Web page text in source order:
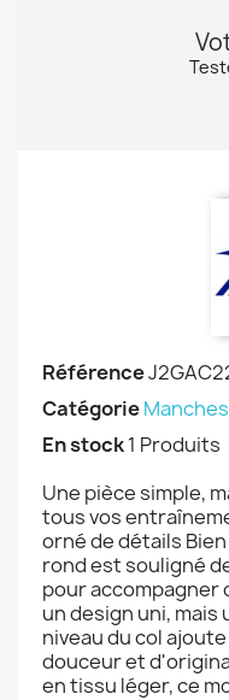
Référence
Catégorie
En stock1 Produits
Une pièce simple,
tous vos
orné de détails
rond est souligné
pour accompagner
un design uni, mais
niveau du col
douceur et
en tissu léger, ce